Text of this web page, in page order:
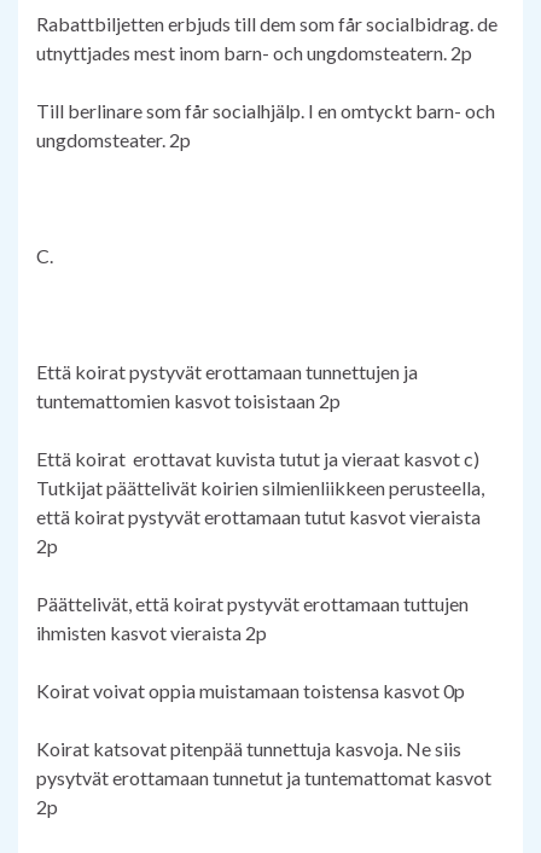
Rabattbiljetten erbjuds till dem som får socialbidrag. de
utnyttjades mest inom barn- och ungdomsteatern. 2p
Till berlinare som får socialhjälp. I en omtyckt barn- och
ungdomsteater. 2p
C.
Että koirat pystyvät erottamaan tunnettujen ja
tuntemattomien kasvot toisistaan 2p
Että koirat erottavat kuvista tutut ja vieraat kasvot c)
Tutkijat päättelivät koirien silmienliikkeen perusteella,
että koirat pystyvät erottamaan tutut kasvot vieraista
2p
Päättelivät, että koirat pystyvät erottamaan tuttujen
ihmisten kasvot vieraista 2p
Koirat voivat oppia muistamaan toistensa kasvot 0p
Koirat katsovat pitenpää tunnettuja kasvoja. Ne siis
pysytvät erottamaan tunnetut ja tuntemattomat kasvot
2p